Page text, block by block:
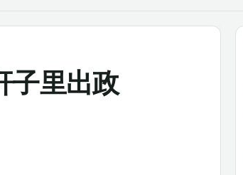
子里出政